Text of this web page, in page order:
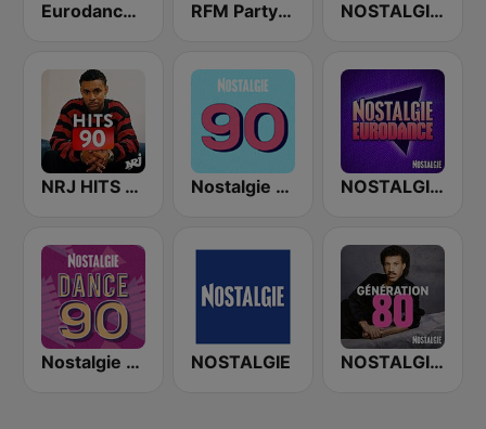
Eurodance 90 RFM Party 90 NOSTALGIE 80 90
NRJ HITS 90 Nostalgie 90 NOSTALGIE EURODANCE
Nostalgie Dance 90 NOSTALGIE NOSTALGIE GENERATION 80